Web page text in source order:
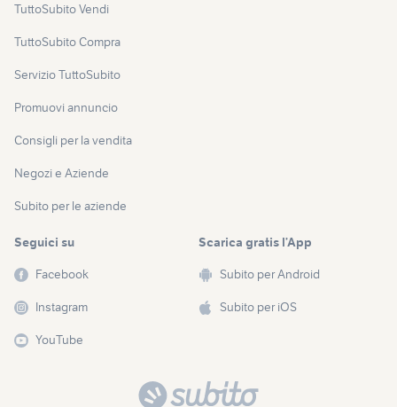
TuttoSubito Vendi
TuttoSubito Compra
Servizio TuttoSubito
Promuovi annuncio
Consigli per la vendita
Negozi e Aziende
Subito per le aziende
Seguici su
Facebook
Instagram
YouTube
Scarica gratis l’App
Subito per Android
Subito per iOS